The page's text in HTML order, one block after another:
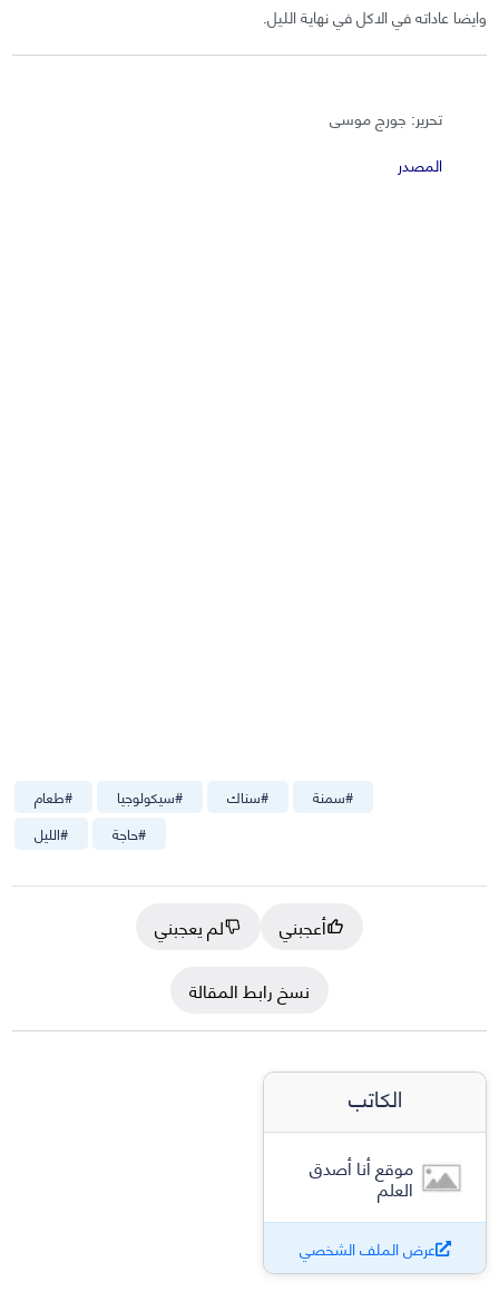
وايضا عاداته في الاكل في نهاية الليل.
تحرير: جورج موسى
المصدر
#طعام #سيكولوجيا #سناك #سمنة
#الليل #حاجة
أعجبني
لم يعجبني
نسخ رابط المقالة
الكاتب
موقع أنا أصدق
العلم
عرض الملف الشخصي